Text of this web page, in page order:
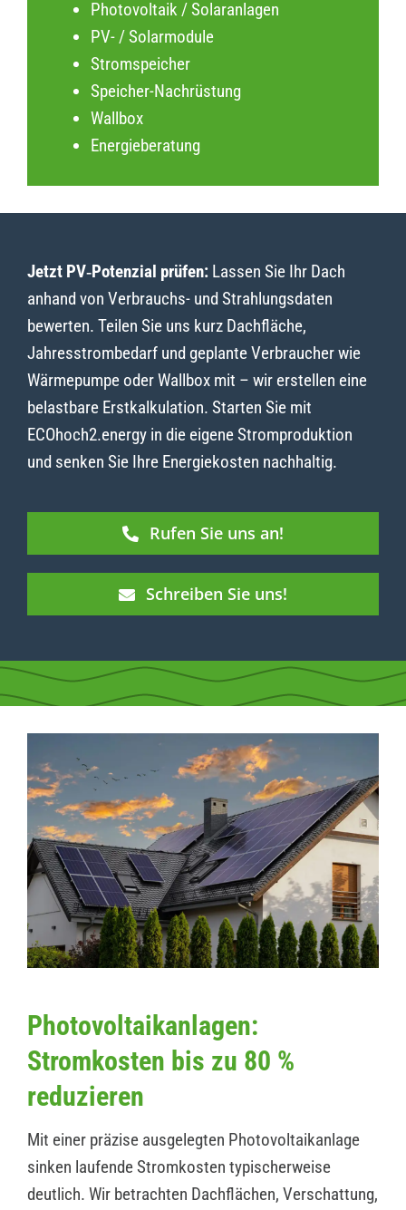
Photovoltaik / Solaranlagen
PV- / Solarmodule
Stromspeicher
Speicher-Nachrüstung
Wallbox
Energieberatung
Jetzt PV‑Potenzial prüfen:Lassen Sie Ihr Dach
anhand von Verbrauchs- und Strahlungsdaten
bewerten. Teilen Sie uns kurz Dachfläche,
Jahresstrombedarf und geplante Verbraucher wie
Wärmepumpe oder Wallbox mit – wir erstellen eine
belastbare Erstkalkulation. Starten Sie mit
ECOhoch2.energy in die eigene Stromproduktion
und senken Sie Ihre Energiekosten nachhaltig.
Rufen Sie uns an!
Schreiben Sie uns!
Photovoltaikanlagen:
Stromkosten bis zu 80 %
reduzieren
Mit einer präzise ausgelegten Photovoltaikanlage
sinken laufende Stromkosten typischerweise
deutlich. Wir betrachten Dachflächen, Verschattung,